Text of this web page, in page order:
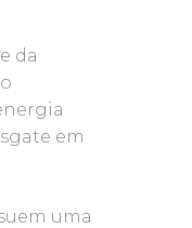
da
em
uma